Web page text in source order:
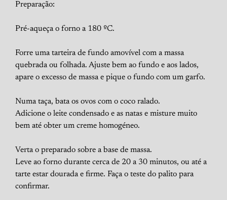
Preparação:
Pré-aqueça o forno a 180 ºC.
Forre uma tarteira de fundo amovível com a massa
quebrada ou folhada. Ajuste bem ao fundo e aos lados,
apare o excesso de massa e pique o fundo com um garfo.
Numa taça, bata os ovos com o coco ralado.
Adicione o leite condensado e as natas e misture muito
bem até obter um creme homogéneo.
Verta o preparado sobre a base de massa.
Leve ao forno durante cerca de 20 a 30 minutos, ou até a
tarte estar dourada e firme. Faça o teste do palito para
confirmar.